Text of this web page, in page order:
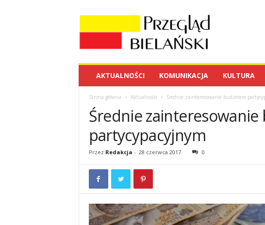
g
AKTUALNOŚCI KOMUNIKACJA KULTURA
Strona główna Aktualności Średnie zainteresowanie budżetem
Średnie
partycypacyjnym
Przez Redakcja - 28 czerwca 2017 0